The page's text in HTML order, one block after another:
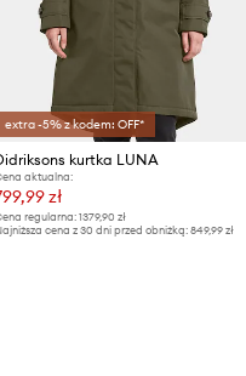
extra -5% z kodem: OFF*
kurtka LUNA
aktualna:
zł
regularna:1379,90 zł
cena z 30 dni przed obniżką:849,99 zł